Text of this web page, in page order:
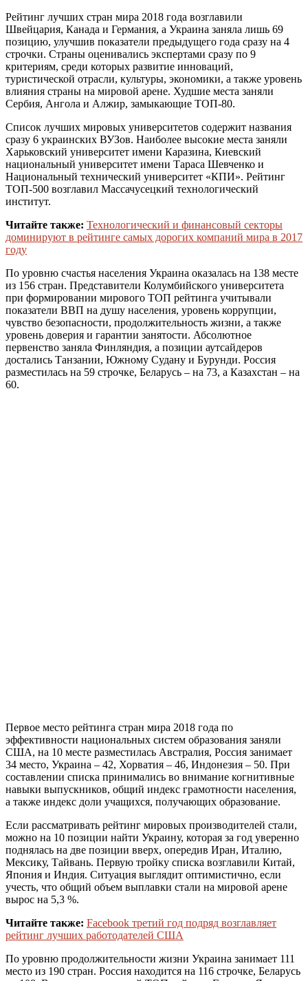
Рейтинг лучших стран мира 2018 года возглавили
Швейцария, Канада и Германия, а Украина заняла лишь 69
позицию, улучшив показатели предыдущего года сразу на 4
строчки. Страны оценивались экспертами сразу по 9
критериям, среди которых развитие инноваций,
туристической отрасли, культуры, экономики, а также уровень
влияния страны на мировой арене. Худшие места заняли
Сербия, Ангола и Алжир, замыкающие ТОП-80.
Список лучших мировых университетов содержит названия
сразу 6 украинских ВУЗов. Наиболее высокие места заняли
Харьковский университет имени Каразина, Киевский
национальный университет имени Тараса Шевченко и
Национальный технический университет «КПИ». Рейтинг
ТОП-500 возглавил Массачусецкий технологический
институт.
Читайте также: Технологический и финансовый секторы
доминируют в рейтинге самых дорогих компаний мира в 2017
году
По уровню счастья населения Украина оказалась на 138 месте
из 156 стран. Представители Колумбийского университета
при формировании мирового ТОП рейтинга учитывали
показатели ВВП на душу населения, уровень коррупции,
чувство безопасности, продолжительность жизни, а также
уровень доверия и гарантии занятости. Абсолютное
первенство заняла Финляндия, а позиции аутсайдеров
достались Танзании, Южному Судану и Бурунди. Россия
разместилась на 59 строчке, Беларусь – на 73, а Казахстан – на
60.
Первое место рейтинга стран мира 2018 года по
эффективности национальных систем образования заняли
США, на 10 месте разместилась Австралия, Россия занимает
34 место, Украина – 42, Хорватия – 46, Индонезия – 50. При
составлении списка принимались во внимание когнитивные
навыки выпускников, общий индекс грамотности населения,
а также индекс доли учащихся, получающих образование.
Если рассматривать рейтинг мировых производителей стали,
можно на 10 позиции найти Украину, которая за год уверенно
поднялась на две позиции вверх, опередив Иран, Италию,
Мексику, Тайвань. Первую тройку списка возглавили Китай,
Япония и Индия. Ситуация выглядит оптимистично, если
учесть, что общий объем выплавки стали на мировой арене
вырос на 5,3 %.
Читайте также: Facebook третий год подряд возглавляет
рейтинг лучших работодателей США
По уровню продолжительности жизни Украина занимает 111
место из 190 стран. Россия находится на 116 строчке, Беларусь